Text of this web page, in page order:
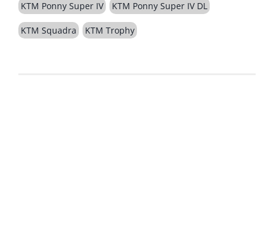
KTM Ponny Super IV KTM Ponny Super IV DL
KTM Squadra KTM Trophy